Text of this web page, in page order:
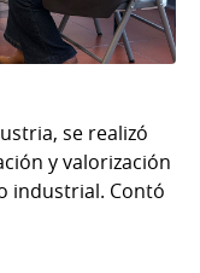
se realizó
y valorización
industrial. Contó